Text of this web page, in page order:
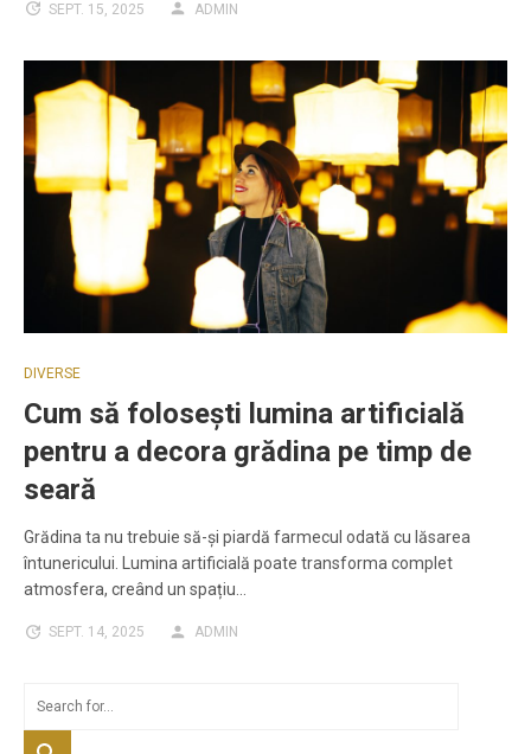
SEPT. 15, 2025 ADMIN
DIVERSE
Cum să folosești lumina artificială
pentru a decora grădina pe timp de
seară
Grădina ta nu trebuie să-și piardă farmecul odată cu lăsarea
întunericului. Lumina artificială poate transforma complet
atmosfera, creând un spațiu…
SEPT. 14, 2025 ADMIN